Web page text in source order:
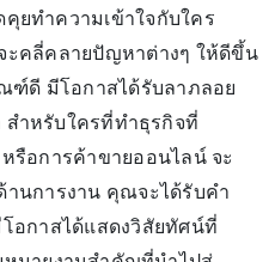
ยทำความเข้าใจกับใคร
ะคลี่คลายปัญหาต่างๆ ให้ดีขึ้น
ฑ์ดี มีโอกาสได้รับลาภลอย
สำหรับใครที่ทำธุรกิจที่
รือการค้าขายออนไลน์ จะ
านการงาน คุณจะได้รับคำ
อกาสได้แสดงวิสัยทัศน์ที่